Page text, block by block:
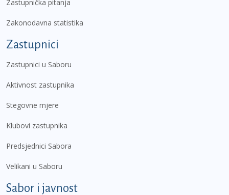
Zastupnička pitanja
Zakonodavna statistika
Zastupnici
Zastupnici u Saboru
Aktivnost zastupnika
Stegovne mjere
Klubovi zastupnika
Predsjednici Sabora
Velikani u Saboru
Sabor i javnost